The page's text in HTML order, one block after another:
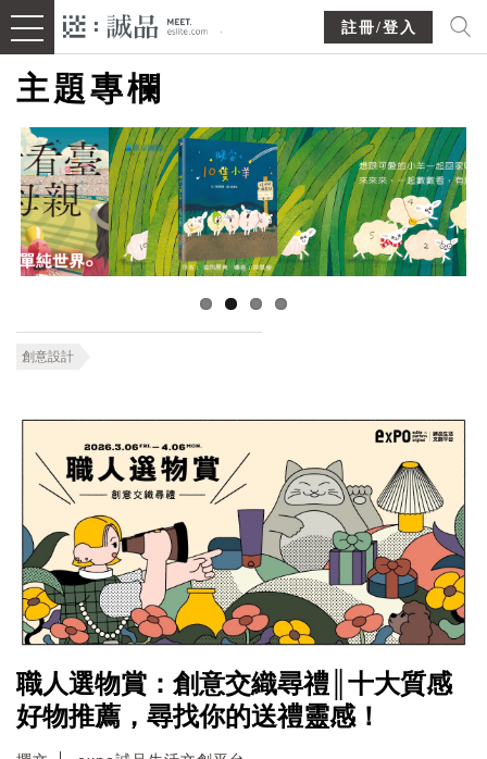
註冊/登入
主題專欄
創意設計
職人選物賞：創意交織尋禮║十大質感
好物推薦，尋找你的送禮靈感！